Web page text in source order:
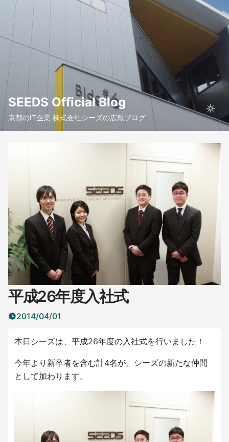
SEEDS Official Blog
京都のIT企業 株式会社シーズの広報ブログ
平成26年度入社式
2014/04/01
本日シーズは、平成26年度の入社式を行いました！
今年より新卒者を含む計4名が、シーズの新たな仲間
として加わります。